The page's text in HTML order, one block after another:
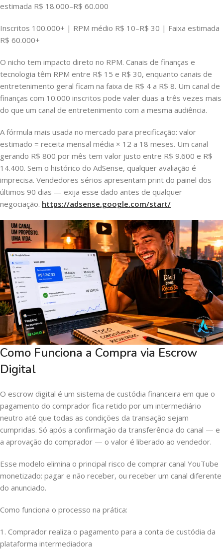
estimada R$ 18.000–R$ 60.000
Inscritos 100.000+ | RPM médio R$ 10–R$ 30 | Faixa estimada
R$ 60.000+
O nicho tem impacto direto no RPM. Canais de finanças e
tecnologia têm RPM entre R$ 15 e R$ 30, enquanto canais de
entretenimento geral ficam na faixa de R$ 4 a R$ 8. Um canal de
finanças com 10.000 inscritos pode valer duas a três vezes mais
do que um canal de entretenimento com a mesma audiência.
A fórmula mais usada no mercado para precificação: valor
estimado = receita mensal média × 12 a 18 meses. Um canal
gerando R$ 800 por mês tem valor justo entre R$ 9.600 e R$
14.400. Sem o histórico do AdSense, qualquer avaliação é
imprecisa. Vendedores sérios apresentam print do painel dos
últimos 90 dias — exija esse dado antes de qualquer
negociação. https://adsense.google.com/start/
Como Funciona a Compra via Escrow
Digital
O escrow digital é um sistema de custódia financeira em que o
pagamento do comprador fica retido por um intermediário
neutro até que todas as condições da transação sejam
cumpridas. Só após a confirmação da transferência do canal — e
a aprovação do comprador — o valor é liberado ao vendedor.
Esse modelo elimina o principal risco de comprar canal YouTube
monetizado: pagar e não receber, ou receber um canal diferente
do anunciado.
Como funciona o processo na prática:
1. Comprador realiza o pagamento para a conta de custódia da
plataforma intermediadora